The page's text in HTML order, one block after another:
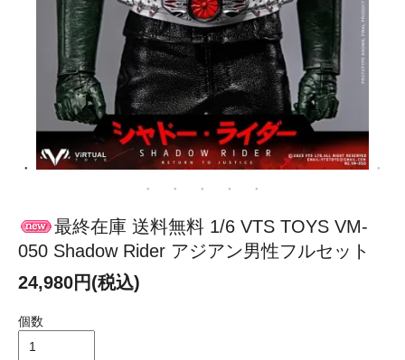
最終在庫 送料無料 1/6 VTS TOYS VM-
050 Shadow Rider アジアン男性フルセット
24,980円(税込)
個数